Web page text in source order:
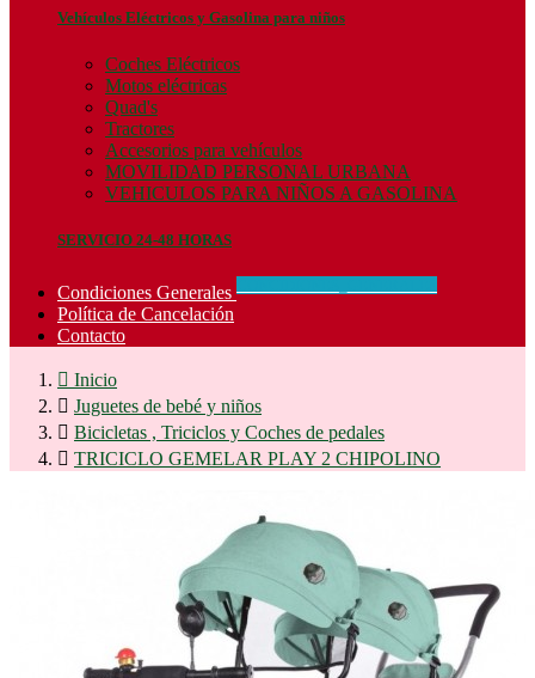
Vehículos Eléctricos y Gasolina para niños
Coches Eléctricos
Motos eléctricas
Quad's
Tractores
Accesorios para vehículos
MOVILIDAD PERSONAL URBANA
VEHICULOS PARA NIÑOS A GASOLINA
SERVICIO 24-48 HORAS
Condiciones Generales
Política de Cancelación
Contacto
 Inicio
 Juguetes de bebé y niños
 Bicicletas , Triciclos y Coches de pedales
 TRICICLO GEMELAR PLAY 2 CHIPOLINO